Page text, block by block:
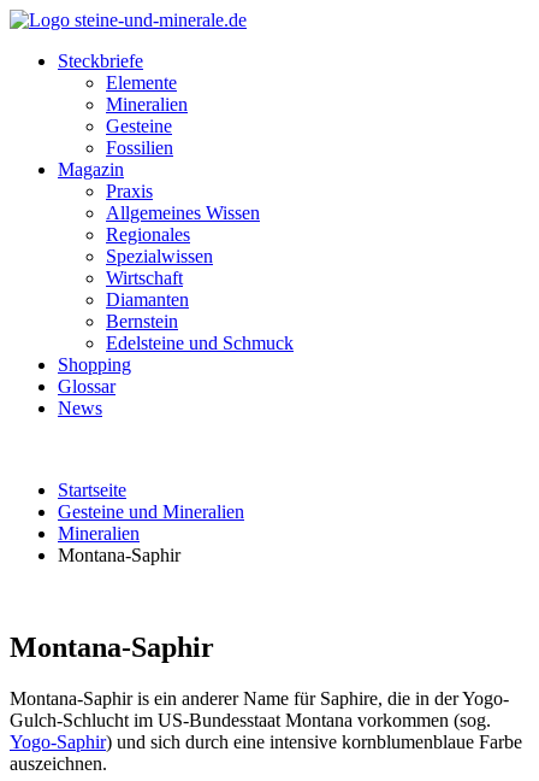
Steckbriefe
Elemente
Mineralien
Gesteine
Fossilien
Magazin
Praxis
Allgemeines Wissen
Regionales
Spezialwissen
Wirtschaft
Diamanten
Bernstein
Edelsteine und Schmuck
Shopping
Glossar
News
Startseite
Gesteine und Mineralien
Mineralien
Montana-Saphir
Montana-Saphir
Montana-Saphir is ein anderer Name für Saphire, die in der Yogo-
Gulch-Schlucht im US-Bundesstaat Montana vorkommen (sog.
Yogo-Saphir) und sich durch eine intensive kornblumenblaue Farbe
auszeichnen.